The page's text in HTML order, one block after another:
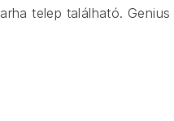
telep található.